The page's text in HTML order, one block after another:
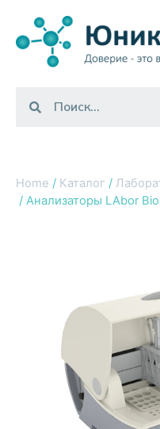
Home / Каталог /
/ Анализаторы LAbor